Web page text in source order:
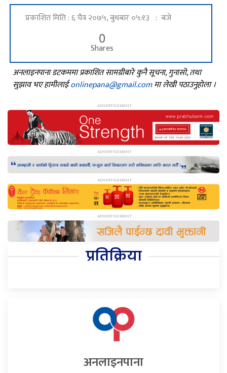
प्रकाशित मिति : ६ चैत्र २०७५, बुधबार ०५:१३ : बजे
0
Shares
अनलाइनपाना डटकममा प्रकाशित सामग्रीबारे कुनै सूचना, गुनासो, तथा
सुझाव भए हामीलाईonlinepana@gmail.comमा लेखी पठाउनुहोला ।
प्रतिक्रिया
अनलाइनपाना